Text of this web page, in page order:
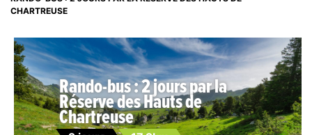
CHARTREUSE
Rando-bus : 2 jours par la
Réserve des Hauts de
Chartreuse